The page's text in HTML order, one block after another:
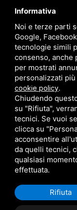
Auto Usate
Noleggio
Scooter e
Carrelli
Veicoli Commerciali
Prenota Officina
Contatti
Sitemap
Privacy Policy
Informativa
Noi e terze parti
Google,
tecnologie simili
consenso, anche
per mostrati
personalizzati
cookie policy.
Chiudendo
su "Rifiuta",
tecnici. Se vuoi
clicca su
acconsentire
da quelli tecnici,
qualsiasi
effettuata.
Rifiuta